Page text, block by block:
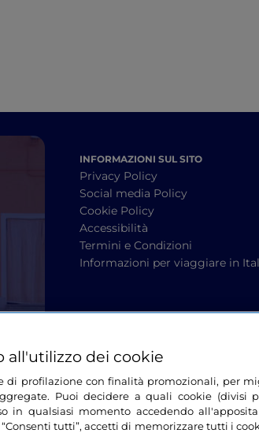
INFORMAZIONI SUL SITO
Privacy Policy
Social media Policy
Cookie Policy
Accessibilità
Termini e Condizioni
Informazioni per viaggiare in
all'utilizzo dei cookie
di profilazione con finalità promozionali, per
Puoi decidere a quali cookie (divisi
in qualsiasi momento accedendo
tutti”, accetti di memorizzare tutti i